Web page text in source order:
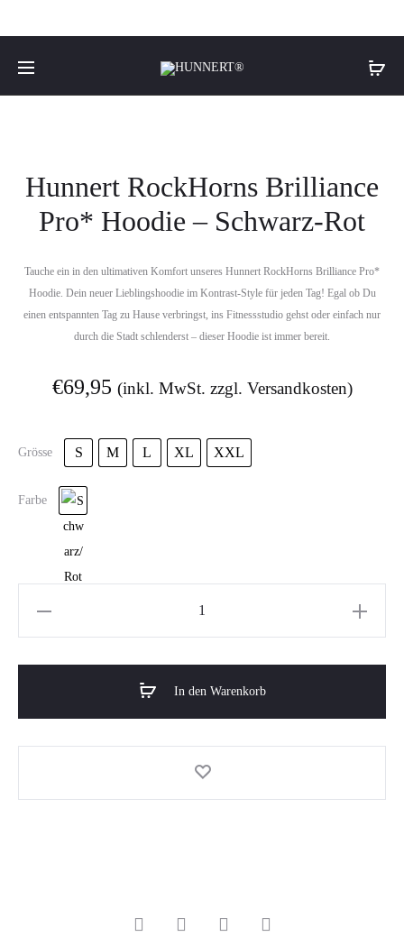
Hunnert RockHorns Brilliance
Pro* Hoodie – Schwarz-Rot
Tauche ein in den ultimativen Komfort unseres Hunnert RockHorns Brilliance Pro*
Hoodie. Dein neuer Lieblingshoodie im Kontrast-Style für jeden Tag! Egal ob Du
einen entspannten Tag zu Hause verbringst, ins Fitnessstudio gehst oder einfach nur
durch die Stadt schlenderst – dieser Hoodie ist immer bereit.
€69,95 (inkl. MwSt. zzgl. Versandkosten)
Grösse S M L XL XXL
Farbe
Menge
In den Warenkorb
SHARE